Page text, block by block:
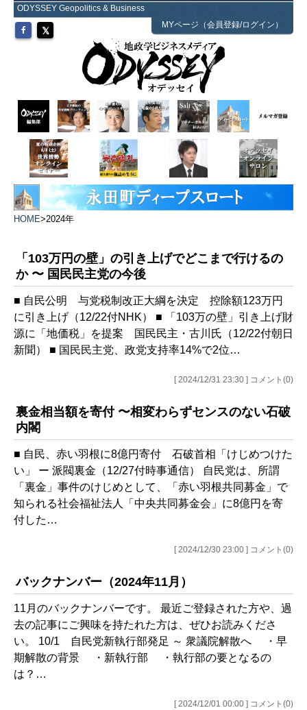
ODYSSEY Geopolitics & Business
MYページ（会員登録/ログイン）
HOME>2024年
「103万円の壁」の引き上げでどこまで行けるの
か 〜 国民民主党の今後
■ 自民公明 与党税制改正大綱を決定 控除額123万円
に引き上げ（12/22付NHK） ■ 「103万の壁」引き上げ財
源に「地価税」を提案 国民民主・古川氏（12/22付朝日
新聞） ■ 国民民主党、政党支持率14%で2位…
[ 2024/12/31 23:30 ] コメント(0)
裏金相当額を寄付 〜相変わらずセンスのない石破
内閣
■ 自民、赤い羽根に8億円寄付 石破首相「けじめつけた
い」 ー 派閥裏金（12/27付時事通信） 自民党は、所謂
「裏金」事件のけじめとして、「赤い羽根共同募金」で
知られる社会福祉法人「中央共同募金会」に8億円を寄
付した…
[ 2024/12/30 23:00 ] コメント(0)
バックナンバー（2024年11月）
11月のバックナンバーです。 最近ご登録された方や、過
去の記事にご興味を持たれた方は、ぜひお読みくださ
い。 10/1 自民党新執行部発足 ～ 衆議院解散へ ・早
期解散の背景 ・新執行部 ・執行部の要となるの
は？…
[ 2024/12/01 00:00 ] コメント(0)